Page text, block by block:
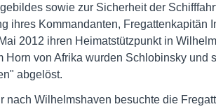
sowie zur Sicherheit der
ihres Kommandanten, Fregattenkapitän
2012 ihren Heimatstützpunkt in
Horn von Afrika wurden Schlobinsky und
abgelöst.
nach Wilhelmshaven besuchte die